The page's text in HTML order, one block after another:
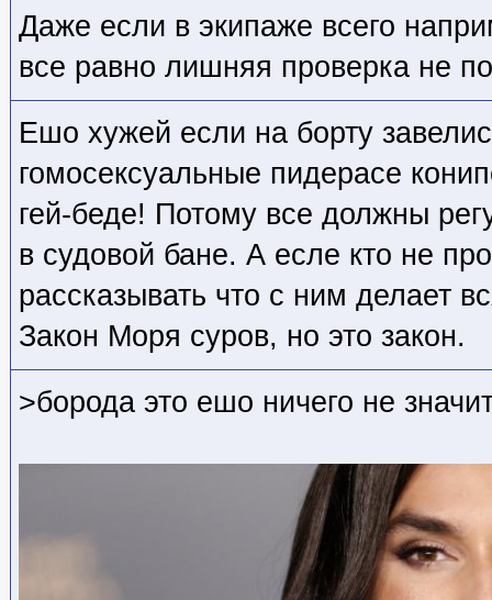
Даже если в экипаже всего
все равно лишняя проверка не
Ешо хужей если на борту
гомосексуальные пидерасе
гей-беде! Потому все должны
в судовой бане. А есле кто не
рассказывать что с ним делает
Закон Моря суров, но это закон.
>борода это ешо ничего не